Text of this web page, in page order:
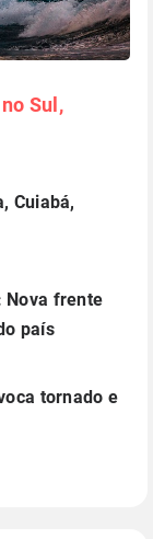
Sul,
Cuiabá,
Nova frente
país
tornado e